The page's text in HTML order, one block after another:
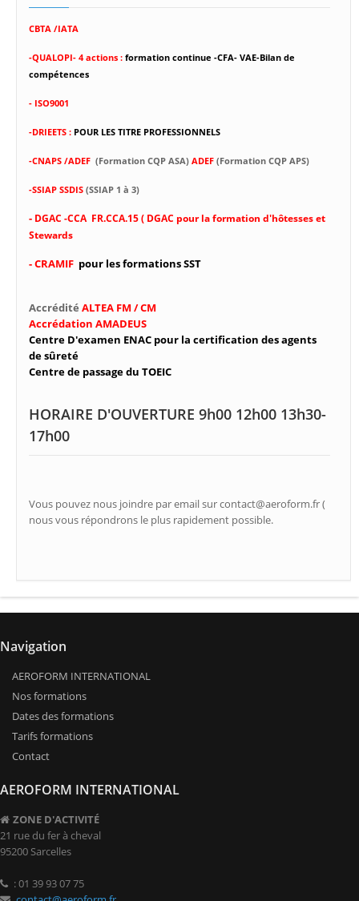
CBTA /IATA
-QUALOPI- 4 actions : formation continue -CFA- VAE-Bilan de
compétences
- ISO9001
-DRIEETS : POUR LES TITRE PROFESSIONNELS
-CNAPS /ADEF (Formation CQP ASA) ADEF (Formation CQP APS)
-SSIAP SSDIS (SSIAP 1 à 3)
- DGAC -CCA FR.CCA.15 ( DGAC pour la formation d'hôtesses et
Stewards
- CRAMIF pour les formations SST
Accrédité ALTEA FM / CM
Accrédation AMADEUS
Centre D'examen ENAC pour la certification des agents
de sûreté
Centre de passage du TOEIC
HORAIRE D'OUVERTURE 9h00 12h00 13h30-
17h00
Vous pouvez nous joindre par email sur contact@aeroform.fr (
nous vous répondrons le plus rapidement possible.
Navigation
AEROFORM INTERNATIONAL
Nos formations
Dates des formations
Tarifs formations
Contact
AEROFORM INTERNATIONAL
ZONE D'ACTIVITÉ
21 rue du fer à cheval
95200 Sarcelles
: 01 39 93 07 75